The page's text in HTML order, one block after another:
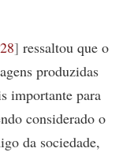
28 ressaltou que o
produzidas
importante para
considerado o
da sociedade,